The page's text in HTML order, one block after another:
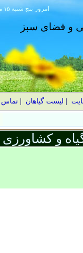
۱۴۰۵ پنج شنبه ۱۵ مرداد امروز
و فضای سبز
لیست گیاهان |تماس
و کشاورزی